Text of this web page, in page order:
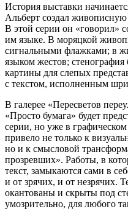
История выставки
Альберт создал
В этой серии он «говорил»
им языке. В моряцкой
сигнальными флажками; в
языком жестов;
картины для слепых
с текстом, исполненным
В галерее «Пересветов
«Просто бумага» будет
серии, но уже в
привело не только к
но и к смысловой
прозревших». Работы, в
текст, замыкаются сами в
и от зрячих, и от незрячих.
окантованы и скрыты под
умозрительно, для любого